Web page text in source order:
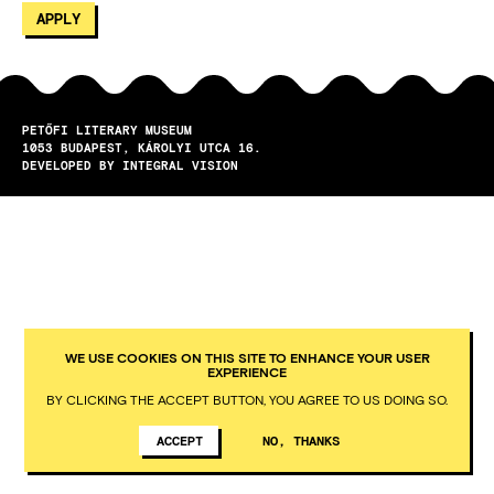
PETŐFI LITERARY MUSEUM
1053
BUDAPEST
KÁROLYI UTCA 16.
DEVELOPED BY INTEGRAL VISION
WE USE COOKIES ON THIS SITE TO ENHANCE YOUR USER
EXPERIENCE
BY CLICKING THE ACCEPT BUTTON, YOU AGREE TO US DOING SO.
ACCEPT NO, THANKS